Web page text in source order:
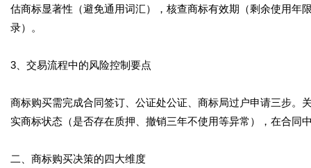
估商标显著性（避免通用词汇），核查商标有效期（剩余使用年
录）。
3、交易流程中的风险控制要点
商标购买需完成合同签订、公证处公证、商标局过户申请三步。
实商标状态（是否存在质押、撤销三年不使用等异常），在合同
二、商标购买决策的四大维度